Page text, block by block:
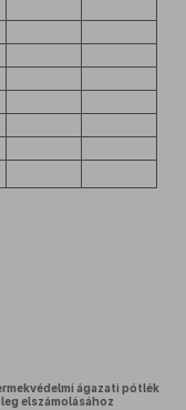
ágazati pótlék
elszámolásához